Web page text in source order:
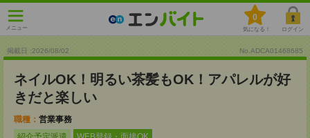
メニュー
0
気になる！ ログイン
掲載日 :2026/08/02 No.ADCA01468685
ネイルOK！明るい茶髪もOK！アパレルが好
きだと楽しい
職種： 営業事務